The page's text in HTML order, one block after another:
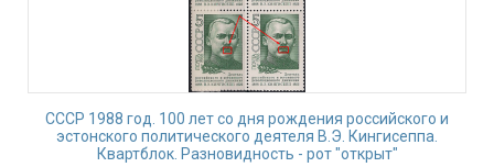
СССР 1988 год. 100 лет со дня рождения российского и
эстонского политического деятеля В.Э. Кингисеппа.
Квартблок. Разновидность - рот "открыт"